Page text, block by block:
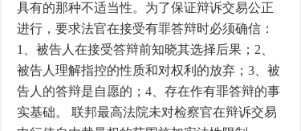
具有的那种不适当性。为了保证辩诉交易公正
进行，要求法官在接受有罪答辩时必须确信：
1、被告人在接受答辩前知晓其选择后果；2、
被告人理解指控的性质和对权利的放弃；3、被
告人的答辩是自愿的；4、存在作有罪答辩的事
实基础。 联邦最高法院未对检察官在辩诉交易